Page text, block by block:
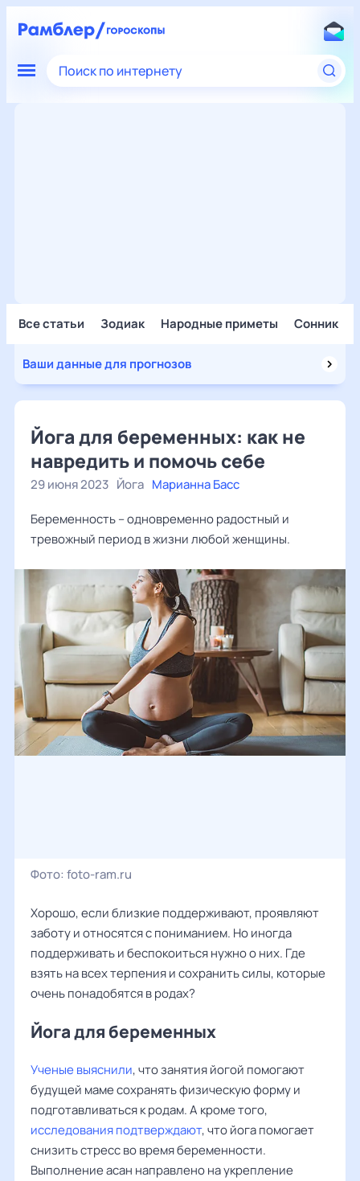
Поиск по интернету
Все статьи Зодиак Народные приметы Сонник
Ваши данные для прогнозов
Йога для беременных: как не
навредить и помочь себе
29 июня 2023 Йога Марианна Басс
Беременность – одновременно радостный и
тревожный период в жизни любой женщины.
Фото: foto-ram.ru
Хорошо, если близкие поддерживают, проявляют
заботу и относятся с пониманием. Но иногда
поддерживать и беспокоиться нужно о них. Где
взять на всех терпения и сохранить силы, которые
очень понадобятся в родах?
Йога для беременных
Ученые выяснили, что занятия йогой помогают
будущей маме сохранять физическую форму и
подготавливаться к родам. А кроме того,
исследования подтверждают, что йога помогает
снизить стресс во время беременности.
Выполнение асан направлено на укрепление